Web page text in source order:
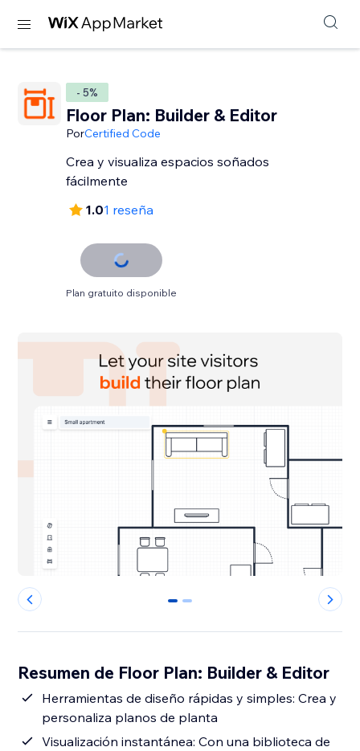
- 5%
Floor Plan: Builder & Editor
PorCertified Code
Crea y visualiza espacios soñados
fácilmente
1.01 reseña
Plan gratuito disponible
0 1
Resumen de Floor Plan: Builder & Editor
Herramientas de diseño rápidas y simples: Crea y
personaliza planos de planta
Visualización instantánea: Con una biblioteca de